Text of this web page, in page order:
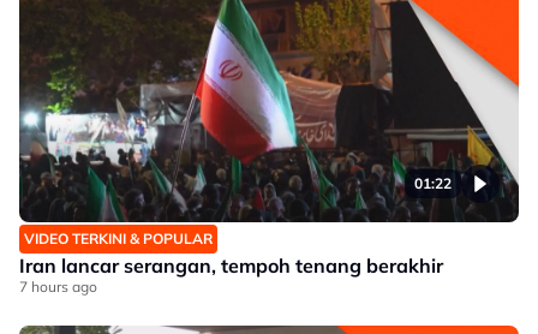
01:22
VIDEO TERKINI & POPULAR
Iran lancar serangan, tempoh tenang berakhir
7 hours ago